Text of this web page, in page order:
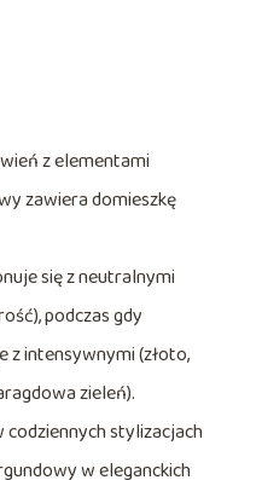
z elementami
zawiera domieszkę
się z neutralnymi
podczas gdy
z intensywnymi (złoto,
zieleń).
stylizacjach
w eleganckich